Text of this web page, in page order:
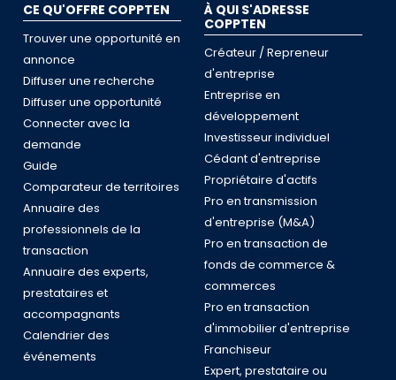
CE QU'OFFRE COPPTEN
Trouver une opportunité en
annonce
Diffuser une recherche
Diffuser une opportunité
Connecter avec la
demande
Guide
Comparateur de territoires
Annuaire des
professionnels de la
transaction
Annuaire des experts,
prestataires et
accompagnants
Calendrier des
événements
À QUI S'ADRESSE
COPPTEN
Créateur / Repreneur
d'entreprise
Entreprise en
développement
Investisseur individuel
Cédant d'entreprise
Propriétaire d'actifs
Pro en transmission
d'entreprise (M&A)
Pro en transaction de
fonds de commerce &
commerces
Pro en transaction
d'immobilier d'entreprise
Franchiseur
Expert, prestataire ou